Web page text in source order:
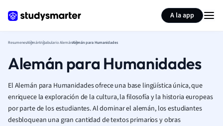
A la app
ResumenesAlemánVocabulario AlemánAlemán para Humanidades
Alemán para Humanidades
El Alemán para Humanidades ofrece una base lingüística única, que
enriquece la exploración de la cultura, la filosofía y la historia europeas
por parte de los estudiantes. Al dominar el alemán, los estudiantes
desbloquean una gran cantidad de textos primarios y obras
Resumir página